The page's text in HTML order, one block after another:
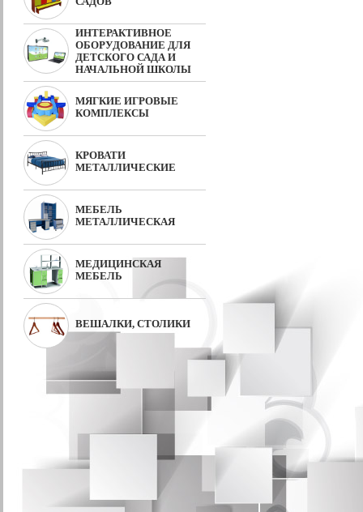
ИНТЕРАКТИВНОЕ
ОБОРУДОВАНИЕ ДЛЯ
ДЕТСКОГО САДА И
НАЧАЛЬНОЙ ШКОЛЫ
МЯГКИЕ ИГРОВЫЕ
КОМПЛЕКСЫ
КРОВАТИ
МЕТАЛЛИЧЕСКИЕ
МЕБЕЛЬ
МЕТАЛЛИЧЕСКАЯ
МЕДИЦИНСКАЯ
МЕБЕЛЬ
ВЕШАЛКИ, СТОЛИКИ